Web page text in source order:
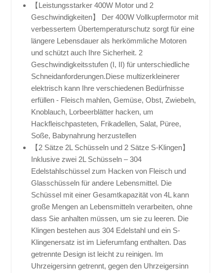
【Leistungsstarker 400W Motor und 2
Geschwindigkeiten】 Der 400W Vollkupfermotor mit
verbessertem Übertemperaturschutz sorgt für eine
längere Lebensdauer als herkömmliche Motoren
und schützt auch Ihre Sicherheit. 2
Geschwindigkeitsstufen (I, II) für unterschiedliche
Schneidanforderungen.Diese multizerkleinerer
elektrisch kann Ihre verschiedenen Bedürfnisse
erfüllen - Fleisch mahlen, Gemüse, Obst, Zwiebeln,
Knoblauch, Lorbeerblätter hacken, um
Hackfleischpasteten, Frikadellen, Salat, Püree,
Soße, Babynahrung herzustellen
【2 Sätze 2L Schüsseln und 2 Sätze S-Klingen】
Inklusive zwei 2L Schüsseln – 304
Edelstahlschüssel zum Hacken von Fleisch und
Glasschüsseln für andere Lebensmittel. Die
Schüssel mit einer Gesamtkapazität von 4L kann
große Mengen an Lebensmitteln verarbeiten, ohne
dass Sie anhalten müssen, um sie zu leeren. Die
Klingen bestehen aus 304 Edelstahl und ein S-
Klingenersatz ist im Lieferumfang enthalten. Das
getrennte Design ist leicht zu reinigen. Im
Uhrzeigersinn getrennt, gegen den Uhrzeigersinn